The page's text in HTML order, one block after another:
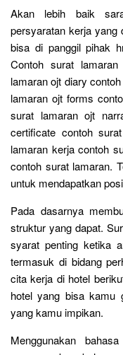
Akan lebih baik
persyaratan kerja yang
bisa di panggil pihak
Contoh surat
lamaran ojt diary
lamaran ojt forms
surat lamaran ojt
certificate contoh
lamaran kerja contoh
contoh surat lamaran.
untuk mendapatkan
Pada dasarnya
struktur yang dapat.
syarat penting ketika
termasuk di bidang
cita kerja di hotel
hotel yang bisa kamu
yang kamu impikan.
Menggunakan